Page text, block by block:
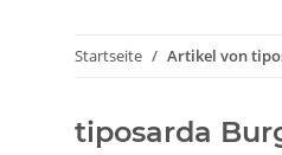
Startseite Artikel von
tiposarda